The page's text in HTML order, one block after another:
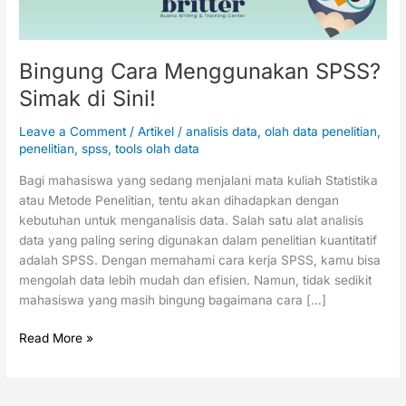
Bingung Cara Menggunakan SPSS?
Simak di Sini!
Leave a Comment /Artikel /analisis data,olah data penelitian,
penelitian, spss,tools olah data
Bagi mahasiswa yang sedang menjalani mata kuliah Statistika
atau Metode Penelitian, tentu akan dihadapkan dengan
kebutuhan untuk menganalisis data. Salah satu alat analisis
data yang paling sering digunakan dalam penelitian kuantitatif
adalah SPSS. Dengan memahami cara kerja SPSS, kamu bisa
mengolah data lebih mudah dan efisien. Namun, tidak sedikit
mahasiswa yang masih bingung bagaimana cara […]
Read More »